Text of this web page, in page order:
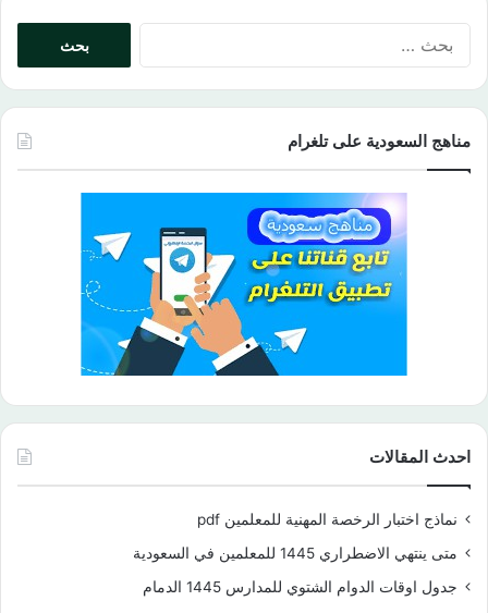
البحث
مناهج السعودية على تلغرام
احدث المقالات
نماذج اختبار الرخصة المهنية للمعلمين pdf
متى ينتهي الاضطراري 1445 للمعلمين في السعودية
جدول اوقات الدوام الشتوي للمدارس 1445 الدمام